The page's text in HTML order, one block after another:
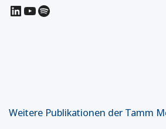
LinkedIn
YouTube
Spotify
Weitere Publikationen der Tamm